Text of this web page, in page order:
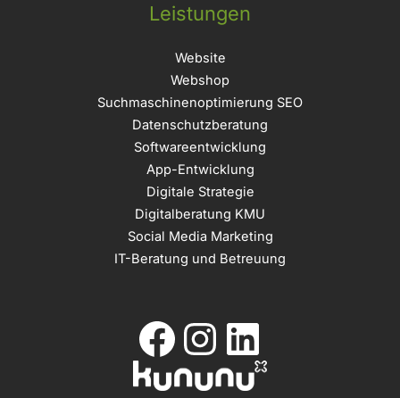
Leistungen
Website
Webshop
Suchmaschinenoptimierung SEO
Datenschutzberatung
Softwareentwicklung
App-Entwicklung
Digitale Strategie
Digitalberatung KMU
Social Media Marketing
IT-Beratung und Betreuung
Facebook
Instagram
LinkedIn